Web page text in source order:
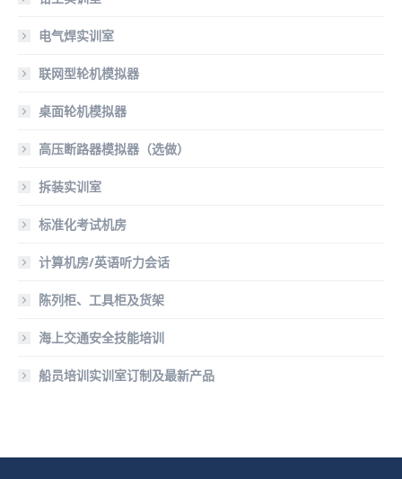
电气焊实训室
联网型轮机模拟器
桌面轮机模拟器
高压断路器模拟器（选做）
拆装实训室
标准化考试机房
计算机房/英语听力会话
陈列柜、工具柜及货架
海上交通安全技能培训
船员培训实训室订制及最新产品